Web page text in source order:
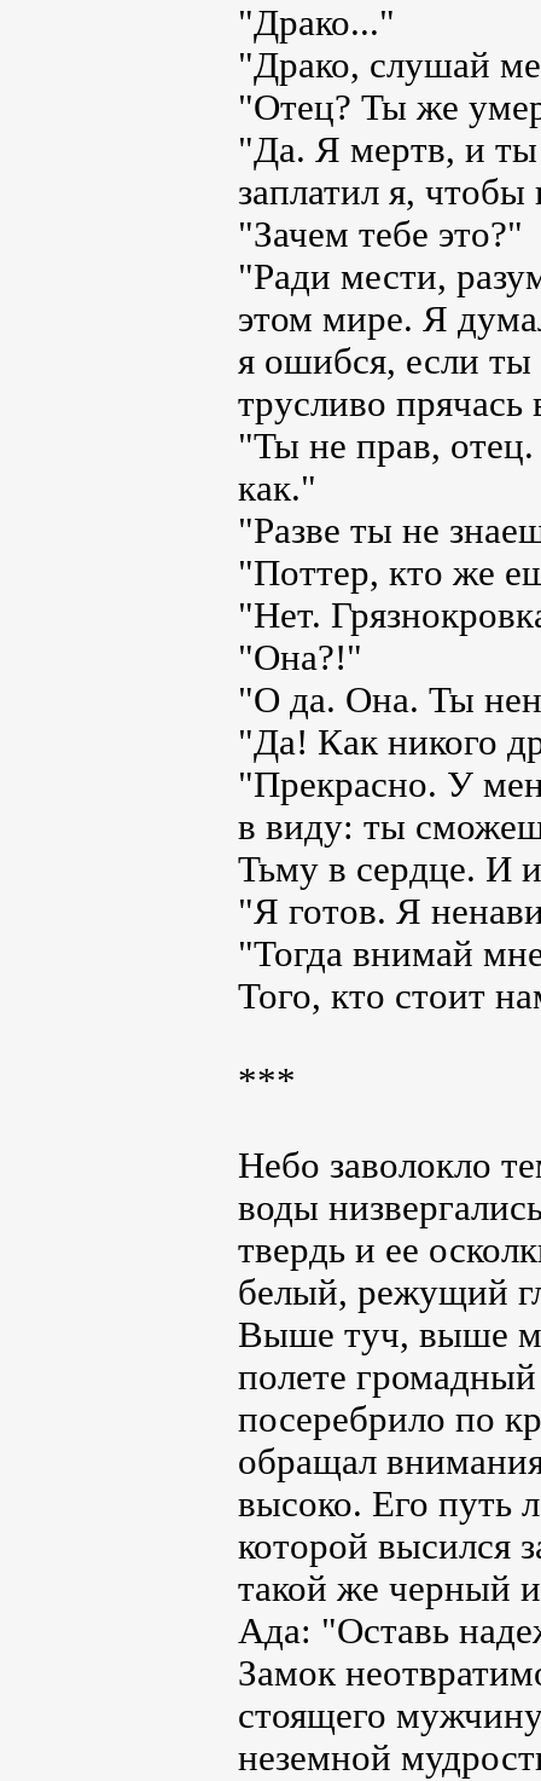
"Драко..."
"Драко, слушай
"Отец? Ты же
"Да. Я мертв, и ты
заплатил я,
"Зачем тебе это?"
"Ради мести,
этом мире. Я
я ошибся, если
трусливо прячась
"Ты не прав,
как."
"Разве ты не
"Поттер, кто же
"Нет.
"Она?!"
"О да. Она. Ты
"Да! Как никого
"Прекрасно. У
в виду: ты
Тьму в сердце. И
"Я готов. Я
"Тогда внимай
Того, кто стоит
***
Небо заволокло
воды
твердь и ее
белый, режущий
Выше туч, выше
полете
посеребрило по
обращал
высоко. Его путь
которой высился
такой же черный
Ада: "Оставь
Замок
стоящего
неземной